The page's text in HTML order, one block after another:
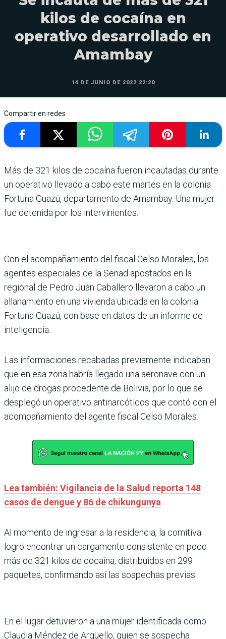
kilos de cocaína en
operativo desarrollado en
Amambay
14 DE JUNIO DE 2022 22:20
Compartir en redes
Más de 321 kilos de cocaína fueron incautadas durante
un operativo llevado a cabo este martes en la colonia
Fortuna Guazú, departamento de Amambay. Una mujer
fue detenida por los intervinientes.
Con el acompañamiento del fiscal Celso Morales, los
agentes especiales de la Senad apostados en la
regional de Pedro Juan Caballero llevaron a cabo un
allanamiento en una vivienda ubicada en la colonia
Fortuna Guazú, con base en datos de un informe de
inteligencia.
Las informaciones recabadas previamente indicaban
que en esa zona habría llegado una aeronave con un
alijo de drogas procedente de Bolivia, por lo que se
desplegó un operativo antinarcóticos que contó con el
acompañamiento del agente fiscal Celso Morales.
Lea también: Vigilancia de la Salud reporta 148
casos de dengue y 86 de chikungunya
Al momento de ingresar a la residencia, la comitiva
logró encontrar un cargamento consistente en poco
más de 321 kilos de cocaína, distribuidos en 299
paquetes, confirmando así las sospechas previas.
En el lugar detuvieron a una mujer identificada como
Claudia Méndez de Argüello, quien se sospecha